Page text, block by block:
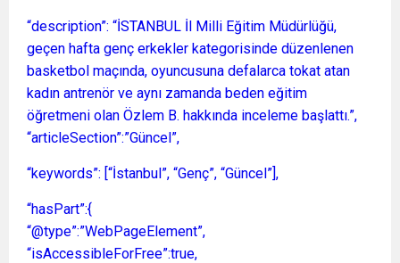
“description”: “İSTANBUL İl Milli Eğitim Müdürlüğü,
geçen hafta genç erkekler kategorisinde düzenlenen
basketbol maçında, oyuncusuna defalarca tokat atan
kadın antrenör ve aynı zamanda beden eğitim
öğretmeni olan Özlem B. hakkında inceleme başlattı.”,
“articleSection”:”Güncel”,
“keywords”: [“İstanbul”, “Genç”, “Güncel”],
“hasPart”:{
“@type”:”WebPageElement”,
“isAccessibleForFree”:true,